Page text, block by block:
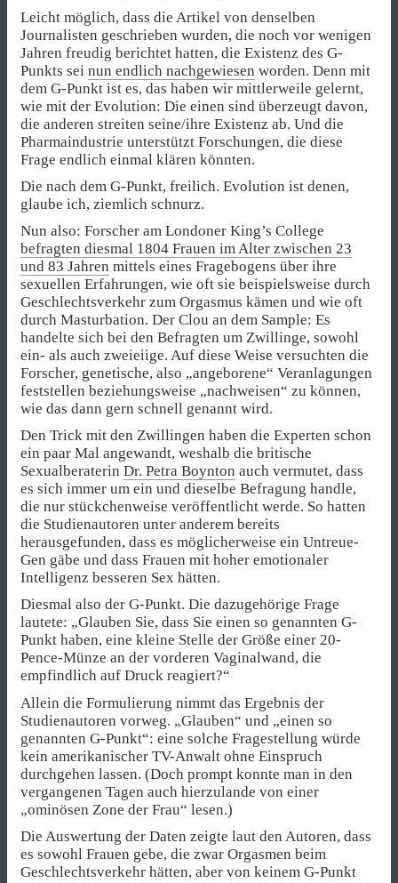
Leicht möglich, dass die Artikel von denselben
Journalisten geschrieben wurden, die noch vor wenigen
Jahren freudig berichtet hatten, die Existenz des G-
Punkts sei nun endlich nachgewiesen worden. Denn mit
dem G-Punkt ist es, das haben wir mittlerweile gelernt,
wie mit der Evolution: Die einen sind überzeugt davon,
die anderen streiten seine/ihre Existenz ab. Und die
Pharmaindustrie unterstützt Forschungen, die diese
Frage endlich einmal klären könnten.
Die nach dem G-Punkt, freilich. Evolution ist denen,
glaube ich, ziemlich schnurz.
Nun also: Forscher am Londoner King’s College
befragten diesmal 1804 Frauen im Alter zwischen 23
und 83 Jahren mittels eines Fragebogens über ihre
sexuellen Erfahrungen, wie oft sie beispielsweise durch
Geschlechtsverkehr zum Orgasmus kämen und wie oft
durch Masturbation. Der Clou an dem Sample: Es
handelte sich bei den Befragten um Zwillinge, sowohl
ein- als auch zweieiige. Auf diese Weise versuchten die
Forscher, genetische, also „angeborene“ Veranlagungen
feststellen beziehungsweise „nachweisen“ zu können,
wie das dann gern schnell genannt wird.
Den Trick mit den Zwillingen haben die Experten schon
ein paar Mal angewandt, weshalb die britische
Sexualberaterin Dr. Petra Boynton auch vermutet, dass
es sich immer um ein und dieselbe Befragung handle,
die nur stückchenweise veröffentlicht werde. So hatten
die Studienautoren unter anderem bereits
herausgefunden, dass es möglicherweise ein Untreue-
Gen gäbe und dass Frauen mit hoher emotionaler
Intelligenz besseren Sex hätten.
Diesmal also der G-Punkt. Die dazugehörige Frage
lautete: „Glauben Sie, dass Sie einen so genannten G-
Punkt haben, eine kleine Stelle der Größe einer 20-
Pence-Münze an der vorderen Vaginalwand, die
empfindlich auf Druck reagiert?“
Allein die Formulierung nimmt das Ergebnis der
Studienautoren vorweg. „Glauben“ und „einen so
genannten G-Punkt“: eine solche Fragestellung würde
kein amerikanischer TV-Anwalt ohne Einspruch
durchgehen lassen. (Doch prompt konnte man in den
vergangenen Tagen auch hierzulande von einer
„ominösen Zone der Frau“ lesen.)
Die Auswertung der Daten zeigte laut den Autoren, dass
es sowohl Frauen gebe, die zwar Orgasmen beim
Geschlechtsverkehr hätten, aber von keinem G-Punkt